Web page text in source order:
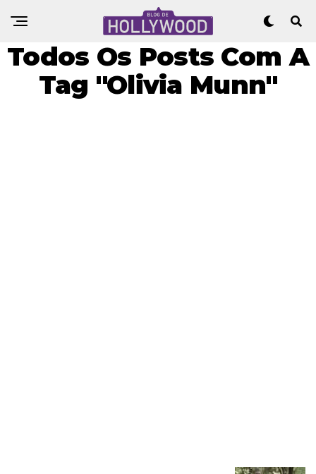
Todos Os Posts Com A
Tag "Olivia Munn"